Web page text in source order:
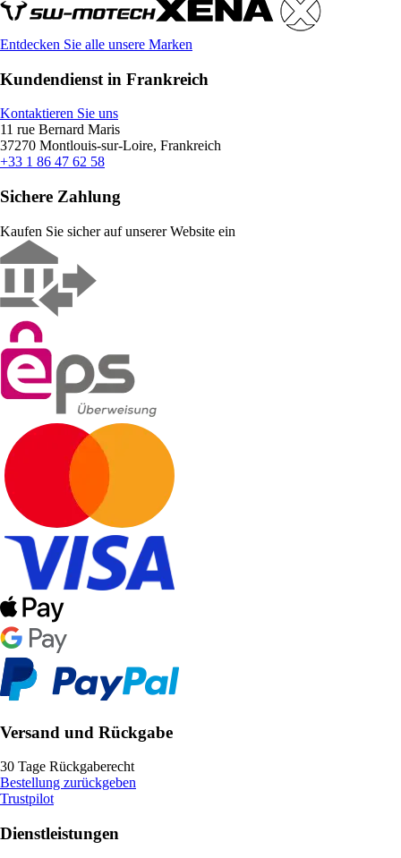
Entdecken Sie alle unsere Marken
Kundendienst in Frankreich
Kontaktieren Sie uns
11 rue Bernard Maris
37270 Montlouis-sur-Loire, Frankreich
+33 1 86 47 62 58
Sichere Zahlung
Kaufen Sie sicher auf unserer Website ein
Versand und Rückgabe
30 Tage Rückgaberecht
Bestellung zurückgeben
Trustpilot
Dienstleistungen